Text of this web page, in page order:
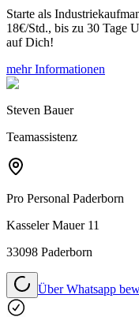
Starte als
18€/Std., bis zu 30 Tage
auf Dich!
mehr Informationen
Steven Bauer
Teamassistenz
Pro Personal Paderborn
Kasseler Mauer 11
33098 Paderborn
Über Whatsapp